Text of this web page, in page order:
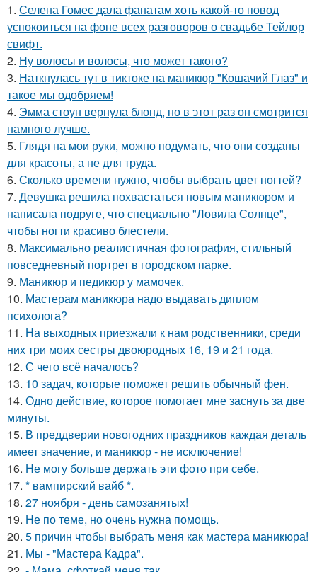
1. Селена Гомес дала фанатам хоть какой-то повод
успокоиться на фоне всех разговоров о свадьбе Тейлор
свифт.
2. Ну волосы и волосы, что может такого?
3. Наткнулась тут в тиктоке на маникюр "Кошачий Глаз" и
такое мы одобряем!
4. Эмма стоун вернула блонд, но в этот раз он смотрится
намного лучше.
5. Глядя на мои руки, можно подумать, что они созданы
для красоты, а не для труда.
6. Сколько времени нужно, чтобы выбрать цвет ногтей?
7. Девушка решила похвастаться новым маникюром и
написала подруге, что специально "Ловила Солнце",
чтобы ногти красиво блестели.
8. Максимально реалистичная фотография, стильный
повседневный портрет в городском парке.
9. Маникюр и педикюр у мамочек.
10. Мастерам маникюра надо выдавать диплом
психолога?
11. На выходных приезжали к нам родственники, среди
них три моих сестры двоюродных 16, 19 и 21 года.
12. С чего всё началось?
13. 10 задач, которые поможет решить обычный фен.
14. Одно действие, которое помогает мне заснуть за две
минуты.
15. В преддверии новогодних праздников каждая деталь
имеет значение, и маникюр - не исключение!
16. Не могу больше держать эти фото при себе.
17. * вампирский вайб *.
18. 27 ноября - день самозанятых!
19. Не по теме, но очень нужна помощь.
20. 5 причин чтобы выбрать меня как мастера маникюра!
21. Мы - "Мастера Кадра".